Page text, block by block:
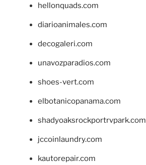
hellonquads.com
diarioanimales.com
decogaleri.com
unavozparadios.com
shoes-vert.com
elbotanicopanama.com
shadyoaksrockportrvpark.com
jccoinlaundry.com
kautorepair.com